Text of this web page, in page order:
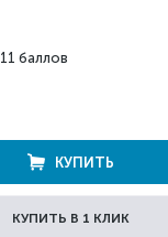
11 баллов
КУПИТЬ
КУПИТЬ В 1 КЛИК